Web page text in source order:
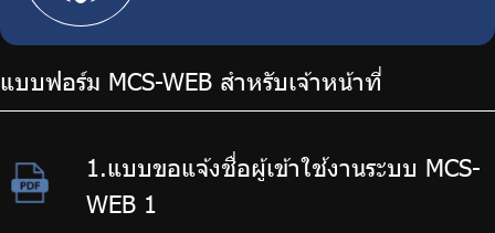
แบบฟอร์ม MCS-WEB สำหรับเจ้าหน้าที่
1.แบบขอแจ้งชื่อผู้เข้าใช้งานระบบ MCS-
WEB 1